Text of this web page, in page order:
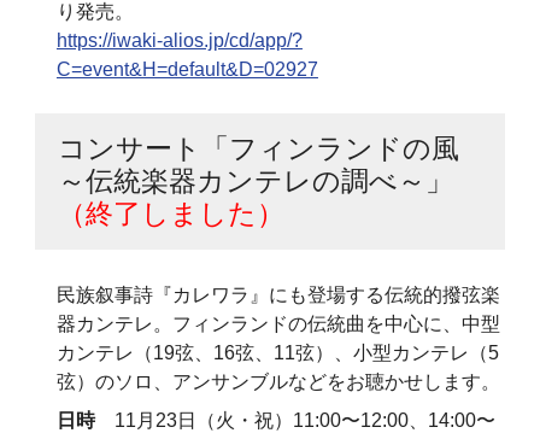
り発売。
https://iwaki-alios.jp/cd/app/?
C=event&H=default&D=02927
コンサート「フィンランドの風
～伝統楽器カンテレの調べ～」
（終了しました）
民族叙事詩『カレワラ』にも登場する伝統的撥弦楽
器カンテレ。フィンランドの伝統曲を中心に、中型
カンテレ（19弦、16弦、11弦）、小型カンテレ（5
弦）のソロ、アンサンブルなどをお聴かせします。
日時11月23日（火・祝）11:00〜12:00、14:00〜